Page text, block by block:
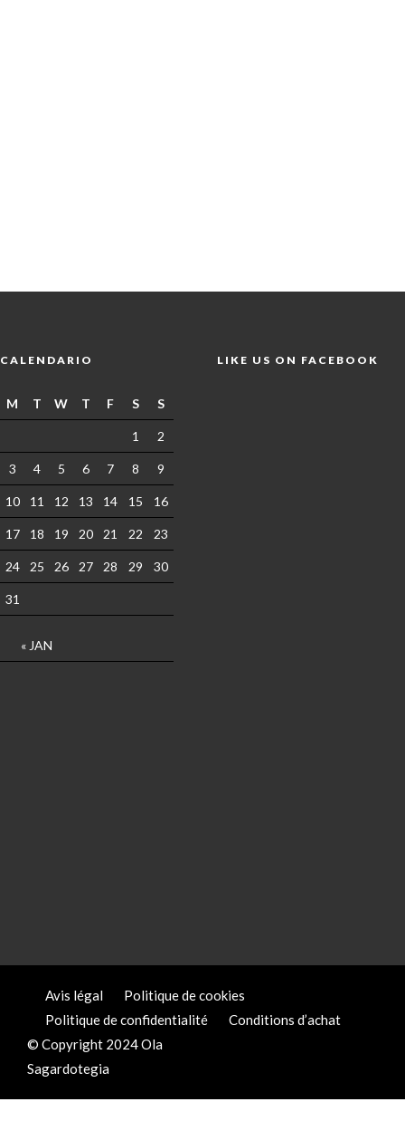
CALENDARIO
M T W T F S S
« JAN
1 2
3 4 5 6 7 8 9
10 11 12 13 14 15 16
17 18 19 20 21 22 23
24 25 26 27 28 29 30
31
LIKE US ON FACEBOOK
Avis légal
Politique de cookies
Politique de confidentialité
Conditions d’achat
© Copyright 2024 Ola
Sagardotegia